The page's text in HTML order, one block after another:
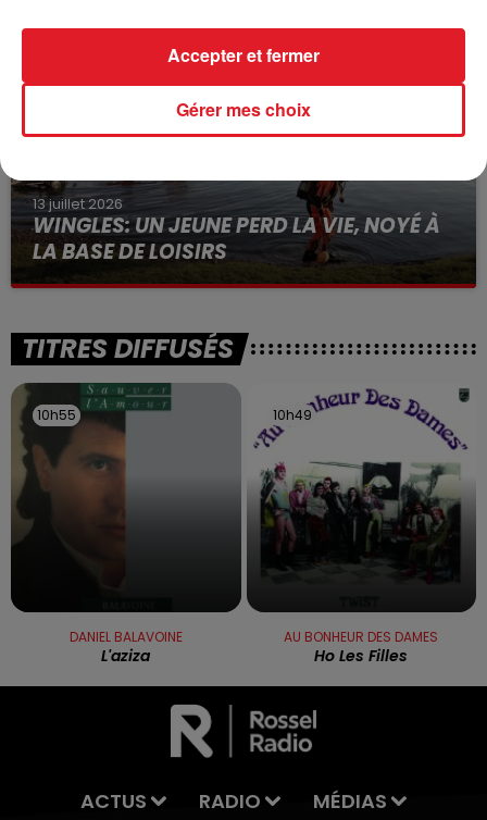
à des prostituées
13 juillet 2026
WINGLES: UN JEUNE PERD LA VIE, NOYÉ À
LA BASE DE LOISIRS
La victime a coulé à pic
TITRES DIFFUSÉS
10h55
10h55
DANIEL BALAVOINE
L'aziza
10h49
10h49
AU BONHEUR DES DAMES
Ho Les Filles
ACTUS RADIO MÉDIAS
Gérer mes choix
Accepter et fermer